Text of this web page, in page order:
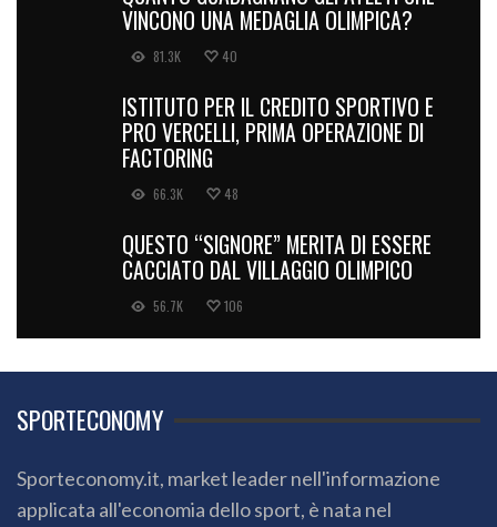
VINCONO UNA MEDAGLIA OLIMPICA?
81.3K 40
ISTITUTO PER IL CREDITO SPORTIVO E
PRO VERCELLI, PRIMA OPERAZIONE DI
FACTORING
66.3K 48
QUESTO “SIGNORE” MERITA DI ESSERE
CACCIATO DAL VILLAGGIO OLIMPICO
56.7K 106
SPORTECONOMY
Sporteconomy.it, market leader nell'informazione
applicata all'economia dello sport, è nata nel